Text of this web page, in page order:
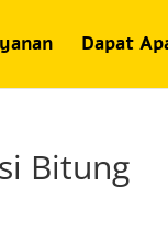
Dapat
Bitung